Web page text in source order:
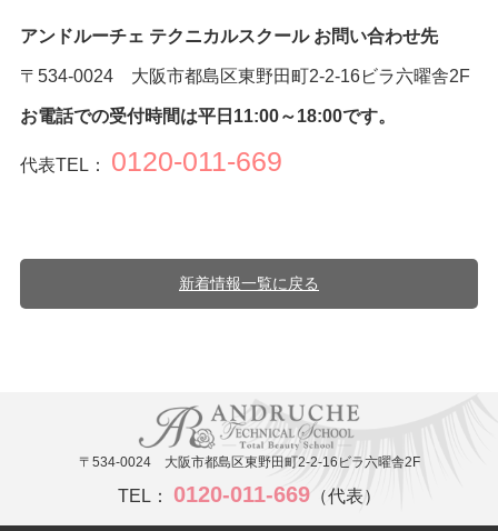
アンドルーチェ テクニカルスクール お問い合わせ先
〒534-0024 大阪市都島区東野田町2-2-16ビラ六曜舎2F
お電話での受付時間は平日11:00～18:00です。
代表TEL： 0120-011-669
新着情報一覧に戻る
〒534-0024 大阪市都島区東野田町2-2-16ビラ六曜舎2F
TEL： 0120-011-669（代表）